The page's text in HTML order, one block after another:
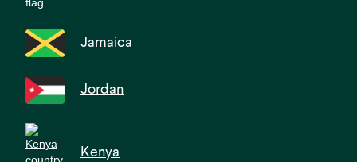
Jamaica
Jordan
Kenya